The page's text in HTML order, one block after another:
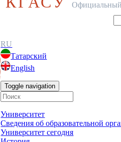
RU
Татарский
English
Toggle navigation
Университет
Сведения об образовательной
Университет сегодня